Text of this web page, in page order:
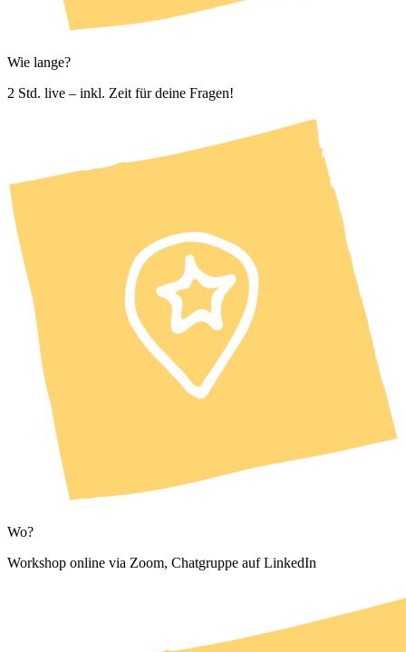
Wie lange?
2 Std. live – inkl. Zeit für deine Fragen!
Wo?
Workshop online via Zoom, Chatgruppe auf LinkedIn